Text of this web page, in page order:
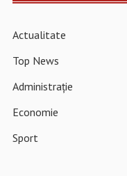
Actualitate
Top News
Administrație
Economie
Sport